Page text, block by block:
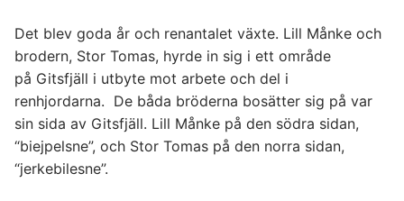
Det blev goda år och renantalet växte. Lill Månke och
brodern, Stor Tomas, hyrde in sig i ett område
på Gitsfjäll i utbyte mot arbete och del i
renhjordarna. De båda bröderna bosätter sig på var
sin sida av Gitsfjäll. Lill Månke på den södra sidan,
“biejpelsne”, och Stor Tomas på den norra sidan,
“jerkebilesne”.